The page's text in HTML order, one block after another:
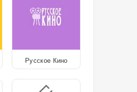
Русское Кино